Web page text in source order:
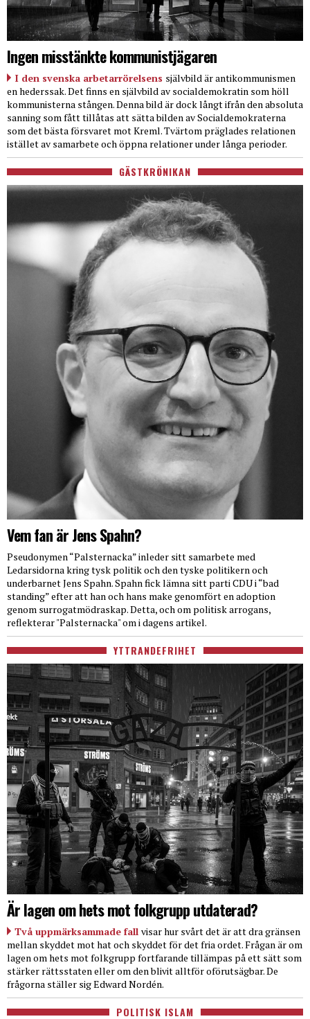
Ingen misstänkte kommunistjägaren
I den svenska arbetarrörelsens självbild är antikommunismen
en hederssak. Det finns en självbild av socialdemokratin som höll
kommunisterna stången. Denna bild är dock långt ifrån den absoluta
sanning som fått tillåtas att sätta bilden av Socialdemokraterna
som det bästa försvaret mot Kreml. Tvärtom präglades relationen
istället av samarbete och öppna relationer under långa perioder.
GÄSTKRÖNIKAN
Vem fan är Jens Spahn?
Pseudonymen “Palsternacka” inleder sitt samarbete med
Ledarsidorna kring tysk politik och den tyske politikern och
underbarnet Jens Spahn. Spahn fick lämna sitt parti CDU i “bad
standing” efter att han och hans make genomfört en adoption
genom surrogatmödraskap. Detta, och om politisk arrogans,
reflekterar "Palsternacka" om i dagens artikel.
YTTRANDEFRIHET
Är lagen om hets mot folkgrupp utdaterad?
Två uppmärksammade fall visar hur svårt det är att dra gränsen
mellan skyddet mot hat och skyddet för det fria ordet. Frågan är om
lagen om hets mot folkgrupp fortfarande tillämpas på ett sätt som
stärker rättsstaten eller om den blivit alltför oförutsägbar. De
frågorna ställer sig Edward Nordén.
POLITISK ISLAM